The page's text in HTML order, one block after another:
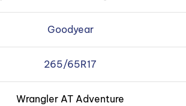
Goodyear
265/65R17
Wrangler AT Adventure